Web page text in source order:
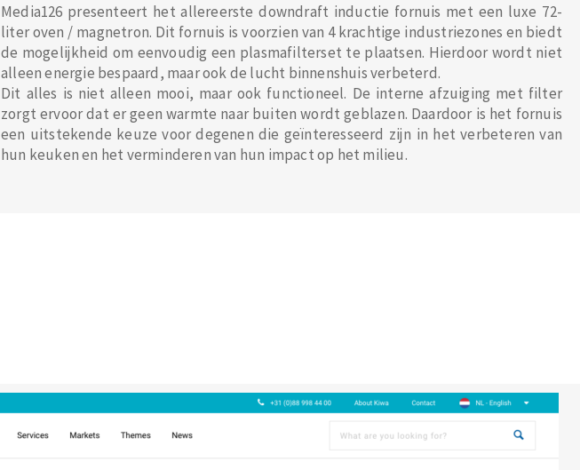
Media126 presenteert het allereerste downdraft inductie fornuis met een luxe 72-
liter oven / magnetron. Dit fornuis is voorzien van 4 krachtige industriezones en biedt
de mogelijkheid om eenvoudig een plasmafilterset te plaatsen. Hierdoor wordt niet
alleen energie bespaard, maar ook de lucht binnenshuis verbeterd.
Dit alles is niet alleen mooi, maar ook functioneel. De interne afzuiging met filter
zorgt ervoor dat er geen warmte naar buiten wordt geblazen. Daardoor is het fornuis
een uitstekende keuze voor degenen die geïnteresseerd zijn in het verbeteren van
hun keuken en het verminderen van hun impact op het milieu.